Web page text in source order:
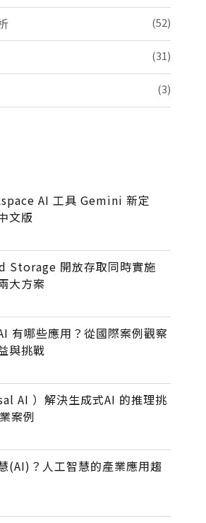
(52)
(31)
(3)
AI 工具 Gemini 新定
文版
Storage 開放存取同時實施
大方案
有哪些應用？從國際案例觀察
與挑戰
AI ）解決生成式AI 的推理挑
案例
(AI)？人工智慧的產業應用趨